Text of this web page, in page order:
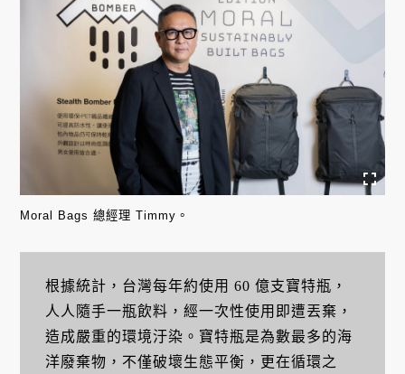
Moral Bags 總經理 Timmy。
根據統計，台灣每年約使用 60 億支寶特瓶，
人人隨手一瓶飲料，經一次性使用即遭丟棄，
造成嚴重的環境汙染。寶特瓶是為數最多的海
洋廢棄物，不僅破壞生態平衡，更在循環之